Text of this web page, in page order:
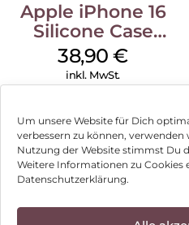
Um unsere Website für Dich
verbessern zu können,
Nutzung der Website stimmst Du
Weitere Informationen zu Cookies
Datenschutzerklärung.
Apple iPhone 16
Silicone Case
MagSafe
Ultramarine
38,90€
inkl. MwSt.
Impressum